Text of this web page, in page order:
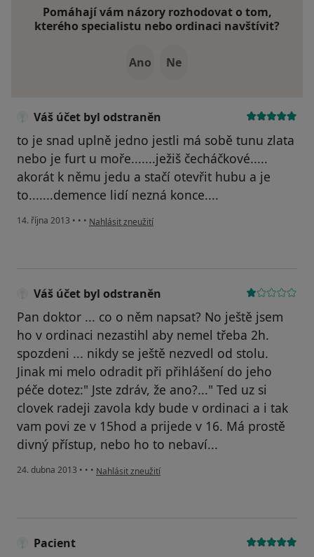
Pomáhají vám názory rozhodovat o tom,
kterého specialistu nebo ordinaci navštívit?
Ano Ne
Váš účet byl odstraněn
to je snad uplně jedno jestli má sobě tunu zlata
nebo je furt u moře.......ježiš čecháčkové.....
akorát k němu jedu a stačí otevřit hubu a je
to.......demence lidí nezná konce....
14. října 2013 • • • podle názoru uživatele Váš účet byl odstraněn
Nahlásit zneužití
Váš účet byl odstraněn
Pan doktor ... co o něm napsat? No ještě jsem
ho v ordinaci nezastihl aby nemel třeba 2h.
spozdeni ... nikdy se ještě nezvedl od stolu.
Jinak mi melo odradit při přihlášení do jeho
péče dotez:" Jste zdráv, že ano?..." Ted uz si
clovek radeji zavola kdy bude v ordinaci a i tak
vam povi ze v 15hod a prijede v 16. Má prostě
divný přístup, nebo ho to nebaví...
24. dubna 2013 • • • podle názoru uživatele Váš účet byl odstraněn
Nahlásit zneužití
Pacient